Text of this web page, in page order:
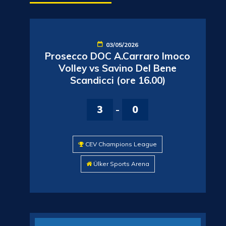
03/05/2026
Prosecco DOC A.Carraro Imoco
Volley vs Savino Del Bene
Scandicci (ore 16.00)
3 - 0
CEV Champions League
Ülker Sports Arena